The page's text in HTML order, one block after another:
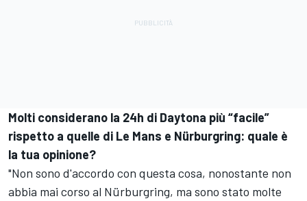
Molti considerano la 24h di Daytona più “facile”
rispetto a quelle di Le Mans e Nürburgring: quale è
la tua opinione?
"Non sono d'accordo con questa cosa, nonostante non
abbia mai corso al Nürburgring, ma sono stato molte